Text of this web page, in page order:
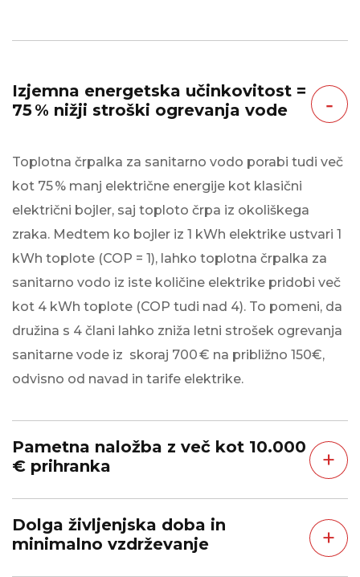
Izjemna energetska učinkovitost =
75 % nižji stroški ogrevanja vode
‐
Toplotna črpalka za sanitarno vodo porabi tudi več
kot 75 % manj električne energije kot klasični
električni bojler, saj toploto črpa iz okoliškega
zraka. Medtem ko bojler iz 1 kWh elektrike ustvari 1
kWh toplote (COP = 1), lahko toplotna črpalka za
sanitarno vodo iz iste količine elektrike pridobi več
kot 4 kWh toplote (COP tudi nad 4). To pomeni, da
družina s 4 člani lahko zniža letni strošek ogrevanja
sanitarne vode iz skoraj 700 € na približno 150€,
odvisno od navad in tarife elektrike.
Pametna naložba z več kot 10.000
€ prihranka
+
Dolga življenjska doba in
minimalno vzdrževanje
+